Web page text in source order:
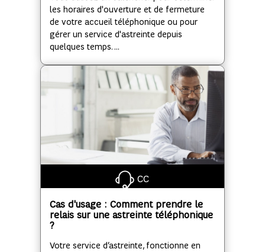
les horaires d'ouverture et de fermeture
de votre accueil téléphonique ou pour
gérer un service d'astreinte depuis
quelques temps. ...
CC
Cas d'usage : Comment prendre le
relais sur une astreinte téléphonique
?
Votre service d’astreinte, fonctionne en